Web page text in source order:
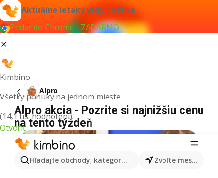
Aktuálne letáky vždy po ruke
Pridať do Chrome - ZADARMO
Kimbino
Všetky ponuky na jednom mieste
(14,1 tis. hodnotení)
Otvoriť
Hľadajte obchody, kategórie, produkty... Zvoľte mesto
Alpro
Alpro akcia - Pozrite si najnižšiu cenu
na tento týždeň